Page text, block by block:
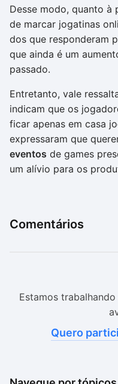
Desse modo, quanto à
de marcar jogatinas
dos que responderam
que ainda é um
passado.
Entretanto, vale
indicam que os
ficar apenas em casa
expressaram que
eventos de games
um alívio para os
Comentários
Estamos
Quero